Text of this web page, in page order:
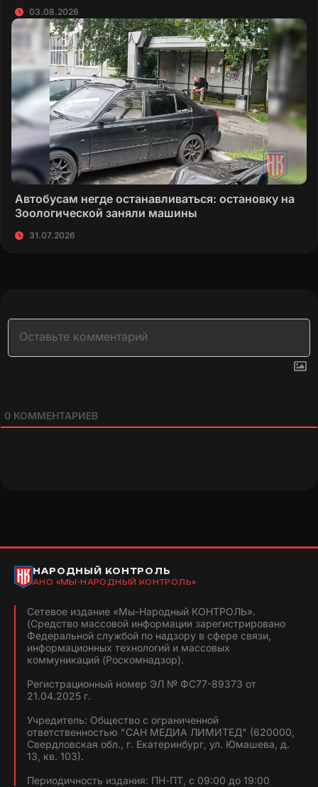
03.08.2026
Автобусам негде останавливаться: остановку на
Зоологической заняли машины
31.07.2026
0 КОММЕНТАРИЕВ
НАРОДНЫЙ КОНТРОЛЬ
АНО «МЫ-НАРОДНЫЙ КОНТРОЛЬ»
Сетевое издание «Мы-Народный КОНТРОЛЬ».
(Средство массовой информации зарегистрировано
Федеральной службой по надзору в сфере связи,
информационных технологий и массовых
коммуникаций (Роскомнадзор).
Регистрационный номер ЭЛ № ФС77-89373 от
21.04.2025 г.
Учредитель: Общество с ограниченной
ответственностью "САН МЕДИА ЛИМИТЕД" (620000,
Свердловская обл., г. Екатеринбург, ул. Юмашева, д.
13, кв. 103).
Периодичность издания: ПН-ПТ, с 09:00 до 19:00